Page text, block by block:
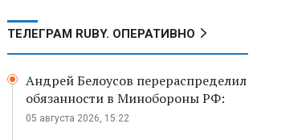
ТЕЛЕГРАМ RUBY. ОПЕРАТИВНО
Андрей Белоусов перераспределил
обязанности в Минобороны РФ:
05 августа 2026, 15:22